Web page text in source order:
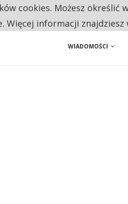
W EUROPEJSKI PRZEMYSŁ. NA LIŚCIE
WIADOMOŚCI
cookies. Możesz
Więcej informacji znajdziesz